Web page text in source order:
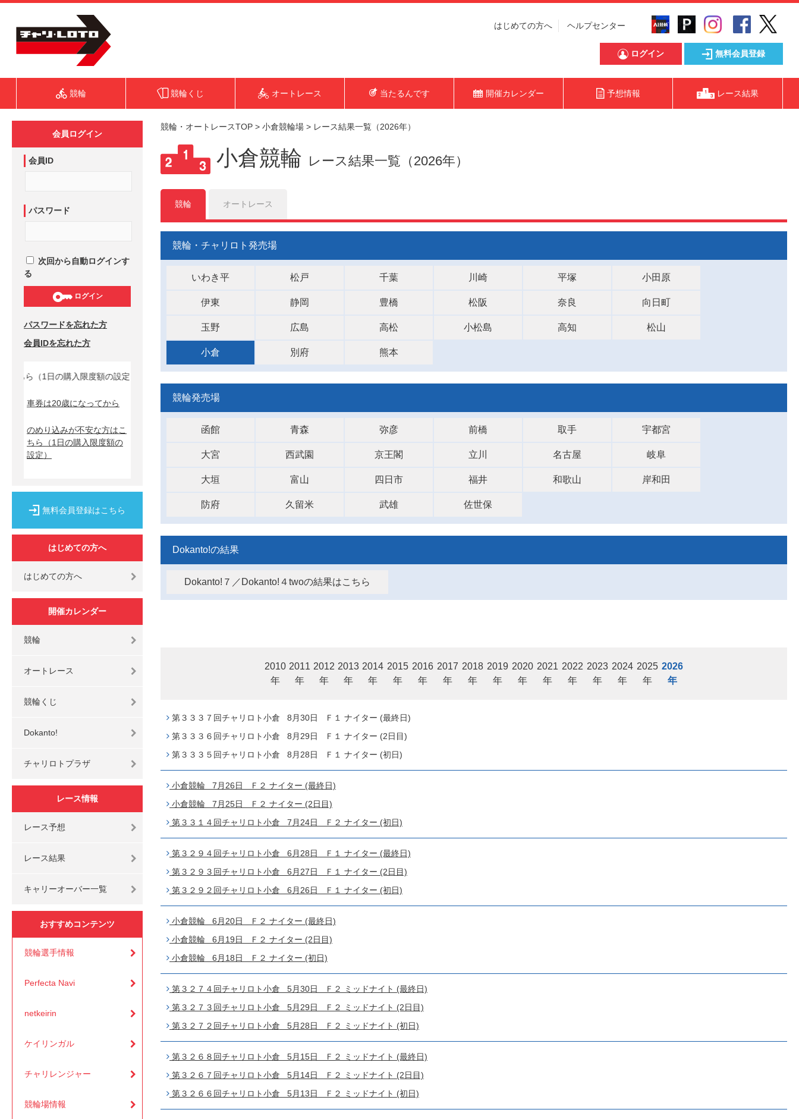
はじめての方へ ヘルプセンター
ログイン 無料会員登録
競輪 競輪くじ オートレース 当たるんです 開催カレンダー 予想情報 レース結果
会員ログイン
会員ID
パスワード
次回から自動ログインす
る
ログイン
パスワードを忘れた方
会員IDを忘れた方
1日の購入限度額の設定）↓
車券は20歳になってから
のめり込みが不安な方はこ
ちら
（1日の購入限度額の
設定）
無料会員登録はこちら
はじめての方へ
はじめての方へ
開催カレンダー
競輪
オートレース
競輪くじ
Dokanto!
チャリロトプラザ
レース情報
レース予想
レース結果
キャリーオーバー一覧
おすすめコンテンツ
競輪選手情報
Perfecta Navi
netkeirin
ケイリンガル
チャリレンジャー
競輪場情報
競輪・オートレースTOP > 小倉競輪場 > レース結果一覧（2026年）
小倉競輪 レース結果一覧（2026年）
競輪 オートレース
競輪・チャリロト発売場
いわき平 松戸 千葉 川崎 平塚 小田原
伊東 静岡 豊橋 松阪 奈良 向日町
玉野 広島 高松 小松島 高知 松山
小倉 別府 熊本
競輪発売場
函館 青森 弥彦 前橋 取手 宇都宮
大宮 西武園 京王閣 立川 名古屋 岐阜
大垣 富山 四日市 福井 和歌山 岸和田
防府 久留米 武雄 佐世保
Dokanto!の結果
Dokanto!７／Dokanto!４twoの結果はこちら
2010
年
2011
年
2012
年
2013
年
2014
年
2015
年
2016
年
2017
年
2018
年
2019
年
2020
年
2021
年
2022
年
2023
年
2024
年
2025
年
2026
年
第３３３７回チャリロト小倉 8月30日 Ｆ１ ナイター (最終日)
第３３３６回チャリロト小倉 8月29日 Ｆ１ ナイター (2日目)
第３３３５回チャリロト小倉 8月28日 Ｆ１ ナイター (初日)
小倉競輪 7月26日 Ｆ２ ナイター (最終日)
小倉競輪 7月25日 Ｆ２ ナイター (2日目)
第３３１４回チャリロト小倉 7月24日 Ｆ２ ナイター (初日)
第３２９４回チャリロト小倉 6月28日 Ｆ１ ナイター (最終日)
第３２９３回チャリロト小倉 6月27日 Ｆ１ ナイター (2日目)
第３２９２回チャリロト小倉 6月26日 Ｆ１ ナイター (初日)
小倉競輪 6月20日 Ｆ２ ナイター (最終日)
小倉競輪 6月19日 Ｆ２ ナイター (2日目)
小倉競輪 6月18日 Ｆ２ ナイター (初日)
第３２７４回チャリロト小倉 5月30日 Ｆ２ ミッドナイト (最終日)
第３２７３回チャリロト小倉 5月29日 Ｆ２ ミッドナイト (2日目)
第３２７２回チャリロト小倉 5月28日 Ｆ２ ミッドナイト (初日)
第３２６８回チャリロト小倉 5月15日 Ｆ２ ミッドナイト (最終日)
第３２６７回チャリロト小倉 5月14日 Ｆ２ ミッドナイト (2日目)
第３２６６回チャリロト小倉 5月13日 Ｆ２ ミッドナイト (初日)